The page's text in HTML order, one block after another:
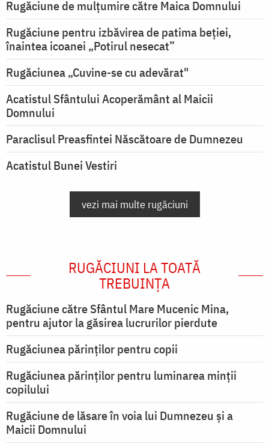
Rugăciune de mulţumire către Maica Domnului
Rugăciune pentru izbăvirea de patima beției,
înaintea icoanei „Potirul nesecat”
Rugăciunea „Cuvine-se cu adevărat"
Acatistul Sfântului Acoperământ al Maicii
Domnului
Paraclisul Preasfintei Născătoare de Dumnezeu
Acatistul Bunei Vestiri
vezi mai multe rugăciuni
RUGĂCIUNI LA TOATĂ
TREBUINȚA
Rugăciune către Sfântul Mare Mucenic Mina,
pentru ajutor la găsirea lucrurilor pierdute
Rugăciunea părinților pentru copii
Rugăciunea părinților pentru luminarea minţii
copilului
Rugăciune de lăsare în voia lui Dumnezeu şi a
Maicii Domnului